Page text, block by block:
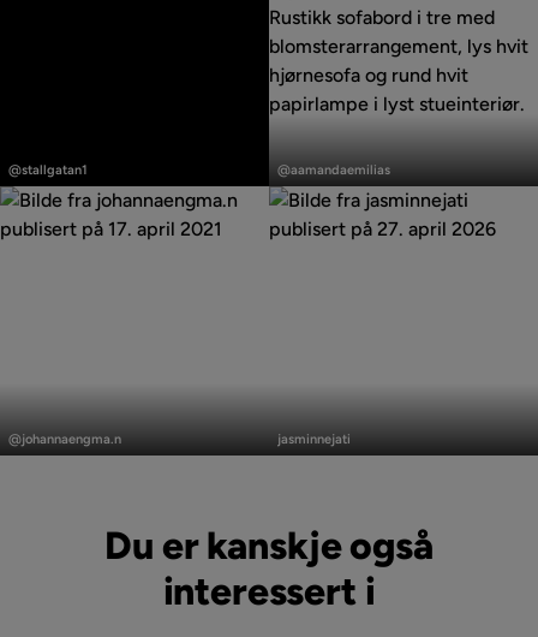
Jaraad
Høyrevendt
publisert
av
@stallgatan1
publisert
av
@aamandaemilias
publisert
@johannaengma.n
publisert
jasminnejati
Du er kanskje også
interessert i